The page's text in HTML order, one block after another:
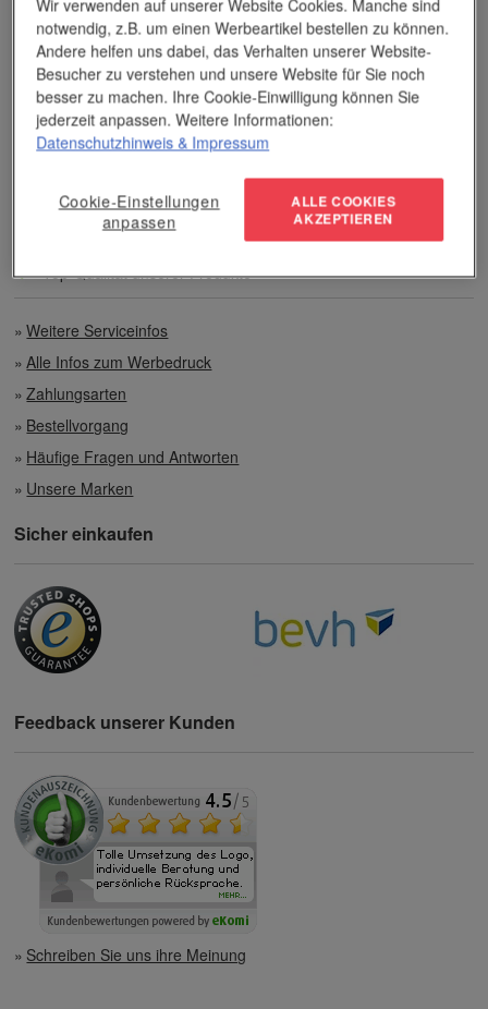
andere Veredelungsverfahren geht.
Unser Service
Individuelle Beratung
Preisvorteile auch bei geringen Mengen
Top-Qualität unserer Produkte
Weitere Serviceinfos
Alle Infos zum Werbedruck
Zahlungsarten
Bestellvorgang
Häufige Fragen und Antworten
Unsere Marken
Sicher einkaufen
Feedback unserer Kunden
Schreiben Sie uns ihre Meinung
Wir verwenden auf unserer Website Cookies. Manche sind
notwendig, z.B. um einen Werbeartikel bestellen zu können.
Andere helfen uns dabei, das Verhalten unserer Website-
Besucher zu verstehen und unsere Website für Sie noch
besser zu machen. Ihre Cookie-Einwilligung können Sie
jederzeit anpassen. Weitere Informationen:
Datenschutzhinweis & Impressum
Cookie-Einstellungen
anpassen
ALLE COOKIES
AKZEPTIEREN